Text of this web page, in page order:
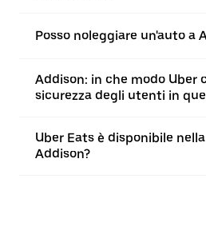
Posso noleggiare un'auto a
Addison: in che modo Uber
sicurezza degli utenti in
Uber Eats è disponibile
Addison?